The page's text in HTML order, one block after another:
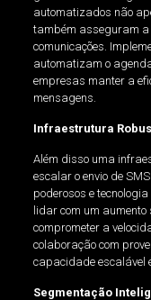
automatizados não
também asseguram a
comunicações.
automatizam o
empresas manter a
mensagens.
Infraestrutura
Além disso uma
escalar o envio de
poderosos e
lidar com um
comprometer a
colaboração com
capacidade escalável
Segmentação